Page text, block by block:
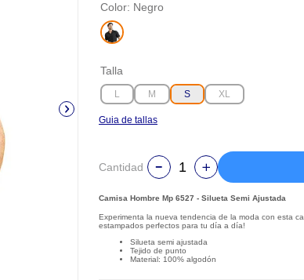
Color: Negro
Talla
L M S XL
Guia de tallas
Cantidad
Camisa Hombre Mp 6527 - Silueta Semi Ajustada
Experimenta la nueva tendencia de la moda con esta
estampados perfectos para tu día a día!
Silueta semi ajustada
Tejido de punto
Material: 100% algodón